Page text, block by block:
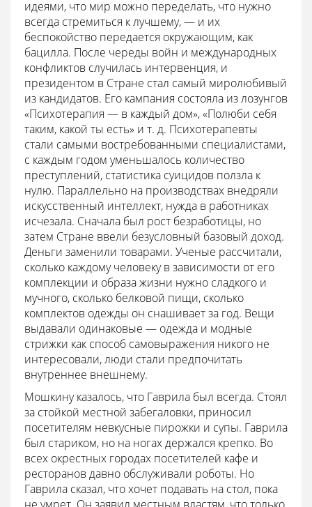
идеями, что мир можно переделать, что нужно
всегда стремиться к лучшему, — и их
беспокойство передается окружающим, как
бацилла. После череды войн и международных
конфликтов случилась интервенция, и
президентом в Стране стал самый миролюбивый
из кандидатов. Его кампания состояла из лозунгов
«Психотерапия — в каждый дом», «Полюби себя
таким, какой ты есть» и т. д. Психотерапевты
стали самыми востребованными специалистами,
с каждым годом уменьшалось количество
преступлений, статистика суицидов ползла к
нулю. Параллельно на производствах внедряли
искусственный интеллект, нужда в работниках
исчезала. Сначала был рост безработицы, но
затем Стране ввели безусловный базовый доход.
Деньги заменили товарами. Ученые рассчитали,
сколько каждому человеку в зависимости от его
комплекции и образа жизни нужно сладкого и
мучного, сколько белковой пищи, сколько
комплектов одежды он снашивает за год. Вещи
выдавали одинаковые — одежда и модные
стрижки как способ самовыражения никого не
интересовали, люди стали предпочитать
внутреннее внешнему.
Мошкину казалось, что Гаврила был всегда. Стоял
за стойкой местной забегаловки, приносил
посетителям невкусные пирожки и супы. Гаврила
был стариком, но на ногах держался крепко. Во
всех окрестных городах посетителей кафе и
ресторанов давно обслуживали роботы. Но
Гаврила сказал, что хочет подавать на стол, пока